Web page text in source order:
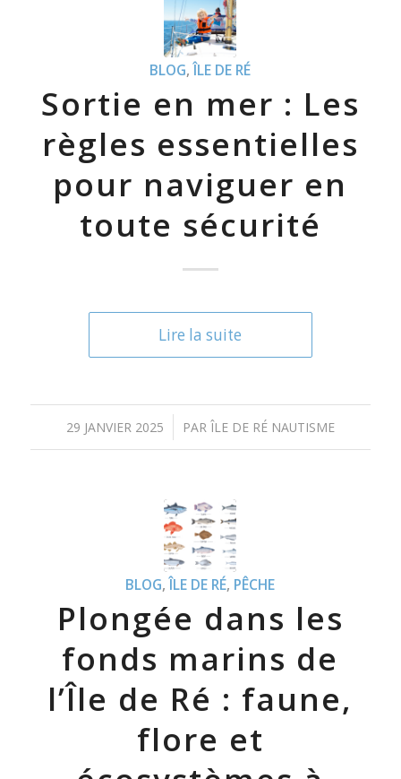
BLOG,ÎLE DE RÉ
Sortie en mer : Les
règles essentielles
pour naviguer en
toute sécurité
Lire la suite
29 JANVIER 2025
/ PAR ÎLE DE RÉ NAUTISME
BLOG,ÎLE DE RÉ, PÊCHE
Plongée dans les
fonds marins de
l’Île de Ré : faune,
flore et